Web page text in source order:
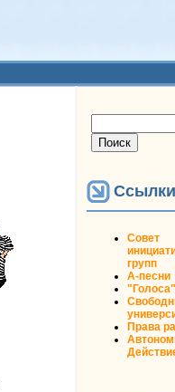
поиска
Ссылки
Совет
групп
А-песни
Права